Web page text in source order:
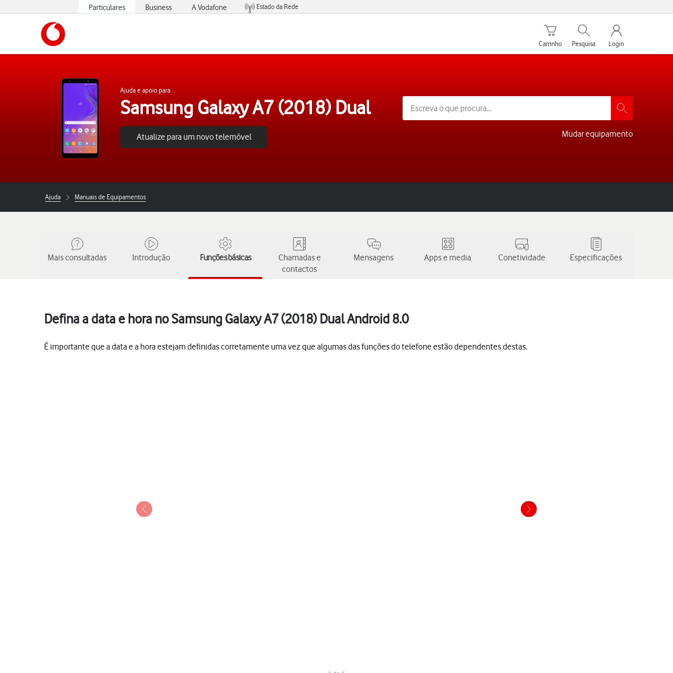
Particulares Business A Vodafone
Estado da Rede
Carrinho de compras
Carrinho
Pesquisar
Pesquisa
My Vodafone
Login
Ajuda e apoio para
Samsung Galaxy A7 (2018) Dual
Atualize para um novo telemóvel Mudar equipamento
Ajuda Manuais de Equipamentos
Mais consultadas Introdução Funções básicas
Chamadas e
contactos
Mensagens Apps e media Conetividade Especificações
Defina a data e hora no Samsung Galaxy A7 (2018) Dual Android 8.0
É importante que a data e a hora estejam definidas corretamente uma vez que algumas das funções do telefone estão dependentes destas.